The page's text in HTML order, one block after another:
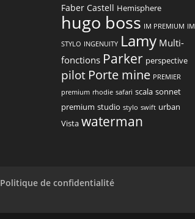
Faber Castell Hemisphere
hugo boss IM PREMIUM IM
STYLO INGENUITY Lamy Multi-
fonctions Parker perspective
pilot Porte mine PREMIER
premium rhodie safari scala sonnet
premium studio stylo swift urban
Vista waterman
Politique de confidentialité